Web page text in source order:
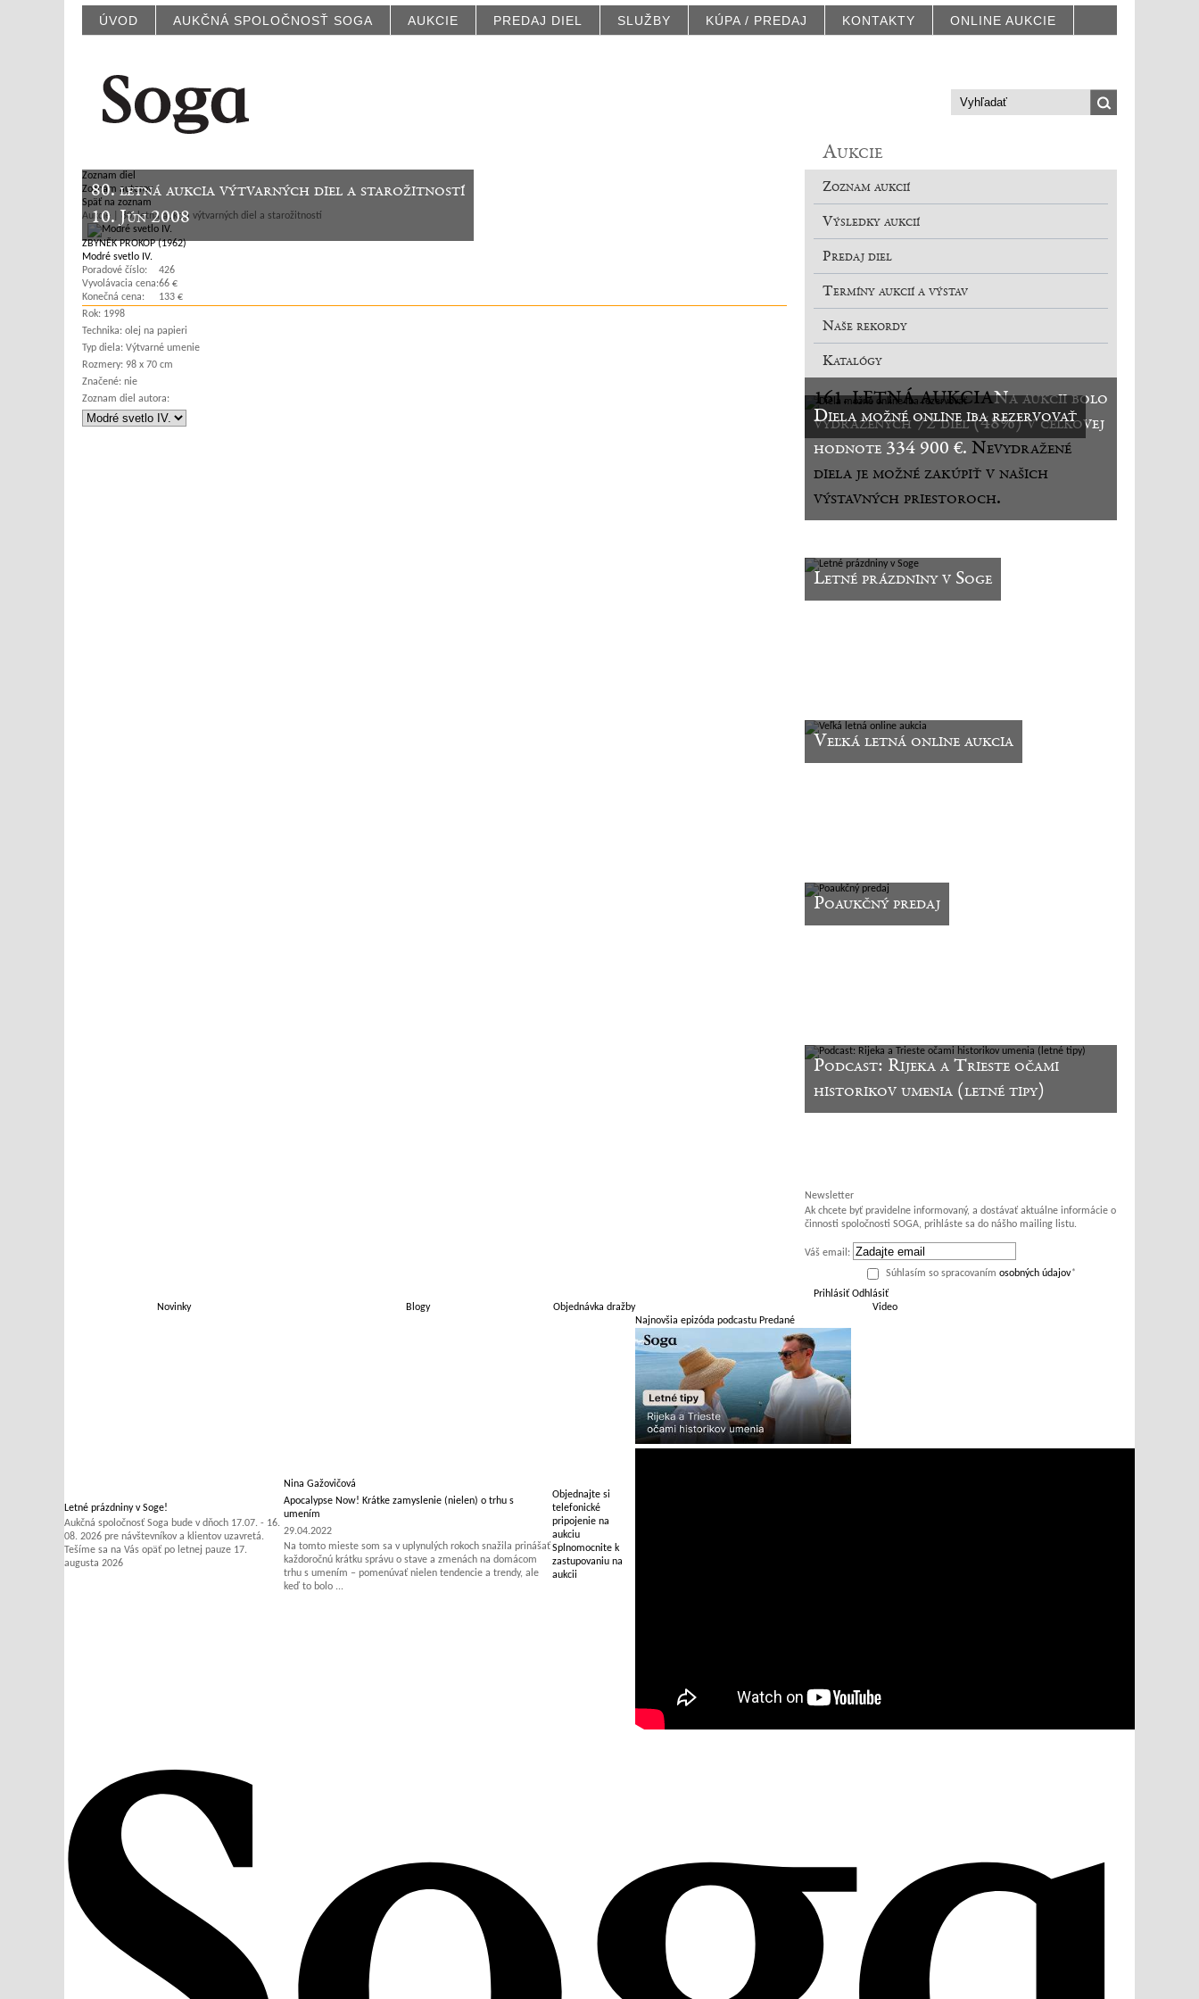
ÚVOD AUKČNÁ SPOLOČNOSŤ SOGA AUKCIE PREDAJ DIEL SLUŽBY KÚPA / PREDAJ KONTAKTY ONLINE AUKCIE
80. letná aukcia výtvarných diel a starožitností
10. Jún 2008
Zoznam diel
Zoznam autorov
Späť na zoznam
Aukcie | 80. letná aukcia výtvarných diel a starožitností
ZBYNĚK PROKOP (1962)
Modré svetlo IV.
Poradové číslo:
426
Vyvolávacia cena:66 €
Konečná cena:
133 €
Rok: 1998
Technika: olej na papieri
Typ diela: Výtvarné umenie
Rozmery: 98 x 70 cm
Značené: nie
Zoznam diel autora:
Aukcie
Zoznam aukcií
Výsledky aukcií
Predaj diel
Termíny aukcií a výstav
Naše rekordy
Katalógy
161. LETNÁ AUKCIANa aukcii bolo
vydražených 72 diel (48%) v celkovej
hodnote 334 900 €.Nevydražené
diela je možné zakúpiť v našich
výstavných priestoroch.
Diela možné online iba rezervovať
Letné prázdniny v Soge
Veľká letná online aukcia
Poaukčný predaj
Podcast: Rijeka a Trieste očami
historikov umenia (letné tipy)
Newsletter
Ak chcete byť pravidelne informovaný, a dostávať aktuálne informácie o
činnosti spoločnosti SOGA, prihláste sa do nášho mailing listu.
Váš email:
Súhlasím so spracovaním osobných údajov*
Prihlásiť Odhlásiť
Novinky
Blogy Objednávka dražby Video
Letné prázdniny v Soge!
Aukčná spoločnosť Soga bude v dňoch 17.07. - 16.
08. 2026 pre návštevníkov a klientov uzavretá.
Tešíme sa na Vás opäť po letnej pauze 17.
augusta 2026
Nina Gažovičová
Apocalypse Now! Krátke zamyslenie (nielen) o trhu s
umením
29.04.2022
Na tomto mieste som sa v uplynulých rokoch snažila prinášať
každoročnú krátku správu o stave a zmenách na domácom
trhu s umením – pomenúvať nielen tendencie a trendy, ale
keď to bolo ...
Objednajte si
telefonické
pripojenie na
aukciu
Splnomocnite k
zastupovaniu na
aukcii
Najnovšia epizóda podcastu Predané